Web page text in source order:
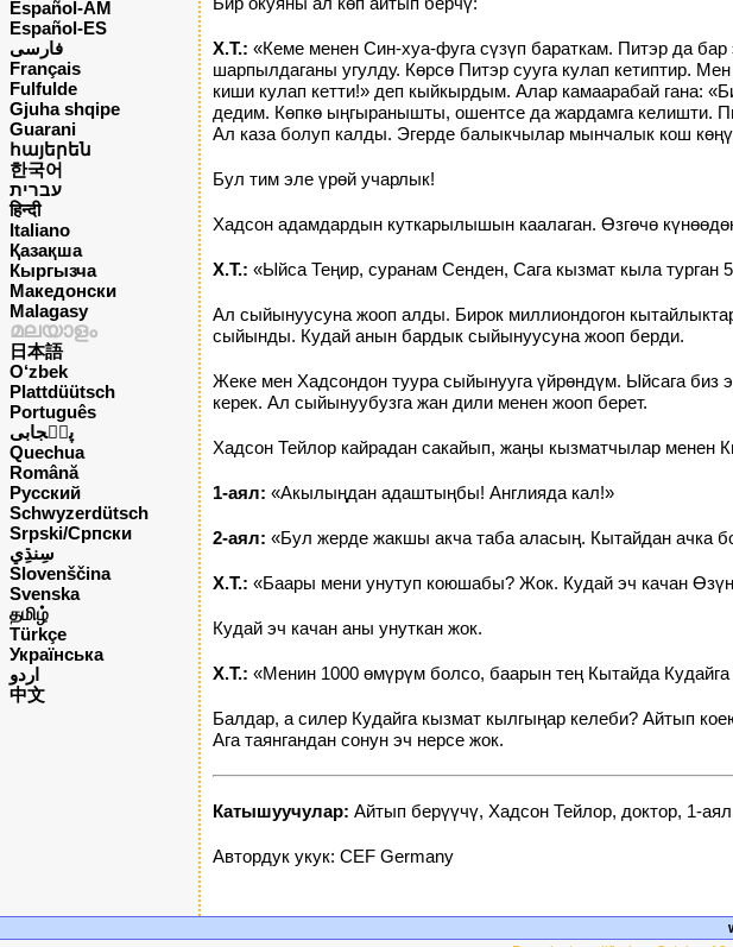
Español-AM
Español-ES
فارسی
Français
Fulfulde
Gjuha shqipe
Guarani
հայերեն
한국어
עברית
हिन्दी
Italiano
Қазақша
Кыргызча
Македонски
Malagasy
മലയാളം
日本語
O‘zbek
Plattdüütsch
Português
پن٘جابی
Quechua
Română
Русский
Schwyzerdütsch
Srpski/Српски
Slovenščina
Svenska
தமிழ்
Türkçe
Українська
اردو
中文
Х.Т.: «Кеме менен Син-хуа-фуга сүзүп бараткам. Питэр да
шарпылдаганы угулду. Көрсө Питэр сууга кулап кетиптир.
киши кулап кетти!» деп кыйкырдым. Алар камаарабай гана:
дедим. Көпкө ыңгыранышты, ошентсе да жардамга келишти.
Ал каза болуп калды. Эгерде балыкчылар мынчалык кош
Бул тим эле үрөй учарлык!
Хадсон адамдардын куткарылышын каалаган. Өзгөчө
Х.Т.: «Ыйса Теңир, суранам Сенден, Сага кызмат кыла
Ал сыйынуусуна жооп алды. Бирок миллиондогон
сыйынды. Кудай анын бардык сыйынуусуна жооп берди.
Жеке мен Хадсондон туура сыйынууга үйрөндүм. Ыйсага
керек. Ал сыйынуубузга жан дили менен жооп берет.
Хадсон Тейлор кайрадан сакайып, жаңы кызматчылар менен
1-аял: «Акылыңдан адаштыңбы! Англияда кал!»
2-аял: «Бул жерде жакшы акча таба аласың. Кытайдан ачка
Х.Т.: «Баары мени унутуп коюшабы? Жок. Кудай эч качан
Кудай эч качан аны унуткан жок.
Х.Т.: «Менин 1000 өмүрүм болсо, баарын тең Кытайда
Балдар, а силер Кудайга кызмат кылгыңар келеби? Айтып
Ага таянгандан сонун эч нерсе жок.
Катышуучулар: Айтып берүүчү, Хадсон Тейлор, доктор, 1-
Автордук укук: CEF Germany